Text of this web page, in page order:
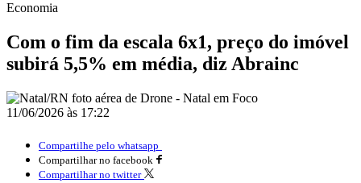
Economia
Com o fim da escala 6x1, preço do imóvel
subirá 5,5% em média, diz Abrainc
11/06/2026 às 17:22
Compartilhe pelo whatsapp
Compartilhar no facebook
Compartilhar no twitter